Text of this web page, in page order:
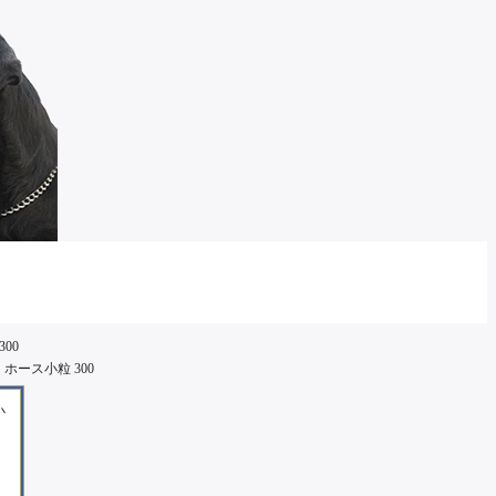
ース小粒 300